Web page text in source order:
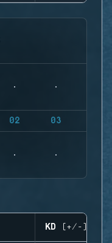
02 03
KD (+/-)